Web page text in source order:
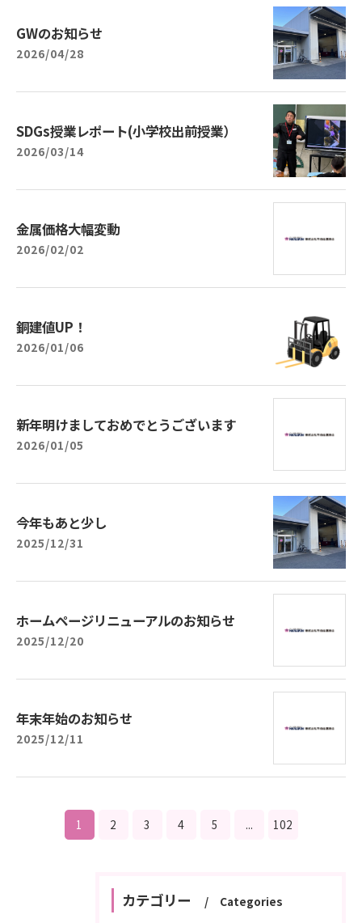
GWのお知らせ
2026/04/28
SDGs授業レポート(小学校出前授業）
2026/03/14
金属価格大幅変動
2026/02/02
銅建値UP！
2026/01/06
新年明けましておめでとうございます
2026/01/05
今年もあと少し
2025/12/31
ホームページリニューアルのお知らせ
2025/12/20
年末年始のお知らせ
2025/12/11
1 2 3 4 5 ... 102
カテゴリー Categories